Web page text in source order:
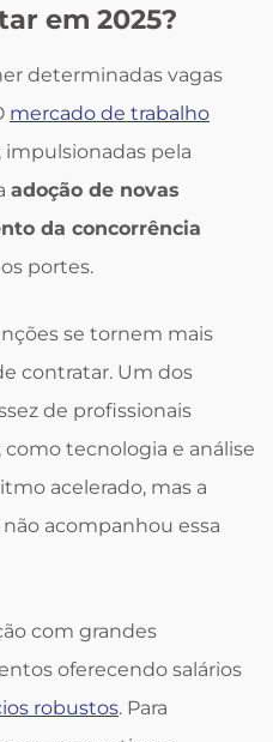
em 2025?
determinadas vagas
mercado de trabalho
pela
adoção de novas
da concorrência
portes.
se tornem mais
contratar. Um dos
de profissionais
como tecnologia e análise
acelerado, mas a
acompanhou essa
com grandes
oferecendo salários
robustos. Para